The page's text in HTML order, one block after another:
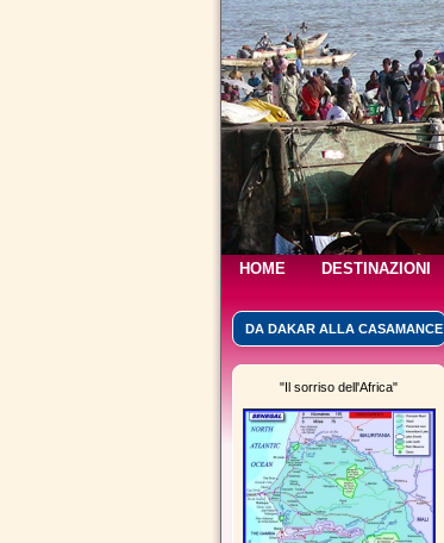
HOME DESTINAZIONI
DA DAKAR ALLA CASAMANCE
"Il sorriso dell'Africa"